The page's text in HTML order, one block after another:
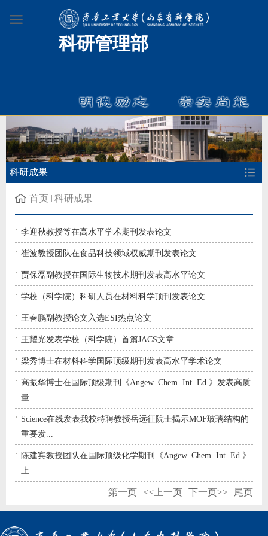
科研管理部
科研成果
首页 科研成果
李迎秋教授等在高水平学术期刊发表论文
崔波教授团队在食品科技领域权威期刊发表论文
贾保磊副教授在国际生物技术期刊发表高水平论文
学校（科学院）科研人员在材料科学顶刊发表论文
王春鹏副教授论文入选ESI热点论文
王耀光发表学校（科学院）首篇JACS文章
梁秀博士在材料科学国际顶级期刊发表高水平学术论文
高振华博士在国际顶级期刊《Angew. Chem. Int. Ed.》发表高质
量...
Science在线发表我校特聘教授岳远征院士揭示MOF玻璃结构的
重要发...
陈建宾教授团队在国际顶级化学期刊《Angew. Chem. Int. Ed.》
上...
第一页 <<上一页 下一页>> 尾页